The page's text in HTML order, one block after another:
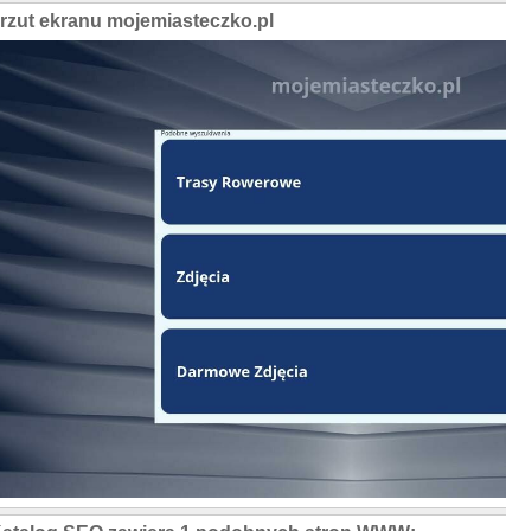
ekranu mojemiasteczko.pl